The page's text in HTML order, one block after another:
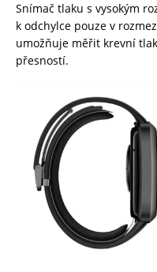
Snímač tlaku s vysokým
k odchylce pouze v
umožňuje měřit krevní
přesností.